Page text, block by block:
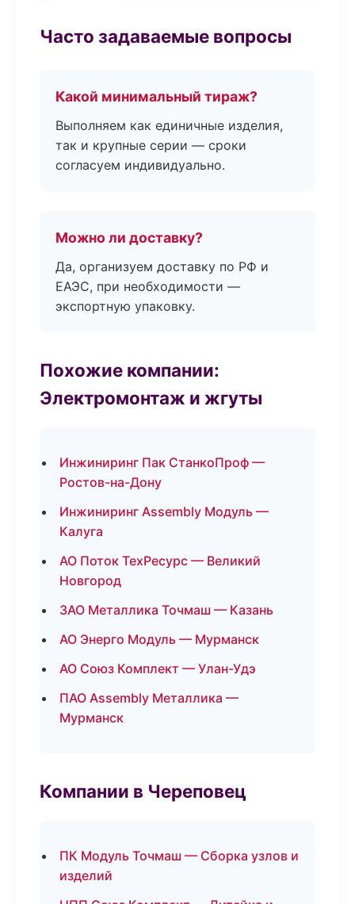
Часто задаваемые вопросы
Какой минимальный тираж?
Выполняем как единичные изделия,
так и крупные серии — сроки
согласуем индивидуально.
Можно ли доставку?
Да, организуем доставку по РФ и
ЕАЭС, при необходимости —
экспортную упаковку.
Похожие компании:
Электромонтаж и жгуты
Инжиниринг Пак СтанкоПроф —
Ростов-на-Дону
Инжиниринг Assembly Модуль —
Калуга
АО Поток ТехРесурс — Великий
Новгород
ЗАО Металлика Точмаш — Казань
АО Энерго Модуль — Мурманск
АО Союз Комплект — Улан-Удэ
ПАО Assembly Металлика —
Мурманск
Компании в Череповец
ПК Модуль Точмаш — Сборка узлов и
изделий